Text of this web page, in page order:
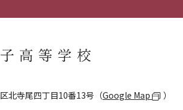
北寺尾四丁目10番13号（Google Map
）